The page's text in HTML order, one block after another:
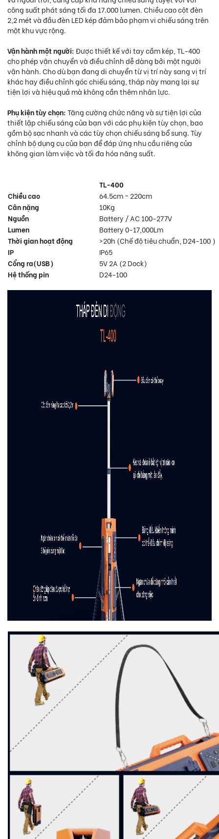
công suất phát sáng tối đa 17.000 lumen. Chiều cao cột đèn
2,2 mét và đầu đèn LED kép đảm bảo phạm vi chiếu sáng trên
một khu vực rộng.
Vận hành một người:Được thiết kế với tay cầm kép, TL-400
cho phép vận chuyển và điều chỉnh dễ dàng bởi một người
vận hành. Cho dù bạn đang di chuyển từ vị trí này sang vị trí
khác hay điều chỉnh góc chiếu sáng, tháp này mang lại sự
tiện lợi và hiệu quả mà không cần thêm nhân lực.
Phụ kiện tùy chọn:Tăng cường chức năng và sự tiện lợi của
thiết lập chiếu sáng của bạn với các phụ kiện tùy chọn, bao
gồm bộ sạc nhanh và các tùy chọn chiếu sáng bổ sung. Tùy
chỉnh bộ dụng cụ của bạn để đáp ứng nhu cầu riêng của
không gian làm việc và tối đa hóa năng suất.
TL-400
Chiều cao
64.5cm ~ 220cm
Cân nặng
10Kg
Nguồn
Battery / AC 100-277V
Lumen
Battery 0-17,000Lm
Thời gian hoạt động
>20h (Chế độ tiêu chuẩn, D24-100 )
IP
IP65
Cổng ra(USB)
5V 2A (2 Dock)
Hệ thống pin
D24-100